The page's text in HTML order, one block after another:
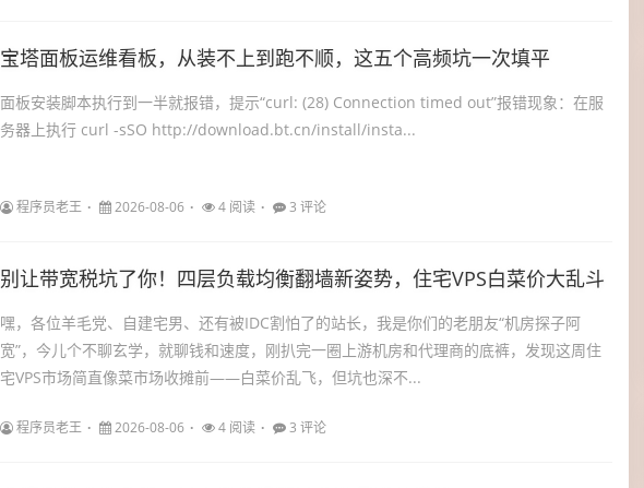
宝塔面板运维看板，从装不上到跑不顺，这五个高频坑一次填平
面板安装脚本执行到一半就报错，提示“curl: (28) Connection timed out”报错现象：在服
务器上执行 curl -sSO http://download.bt.cn/install/insta...
程序员老王 2026-08-06 4 阅读 3 评论
别让带宽税坑了你！四层负载均衡翻墙新姿势，住宅VPS白菜价大乱斗
嘿，各位羊毛党、自建宅男、还有被IDC割怕了的站长，我是你们的老朋友“机房探子阿
宽”，今儿个不聊玄学，就聊钱和速度，刚扒完一圈上游机房和代理商的底裤，发现这周住
宅VPS市场简直像菜市场收摊前——白菜价乱飞，但坑也深不...
程序员老王 2026-08-06 4 阅读 3 评论